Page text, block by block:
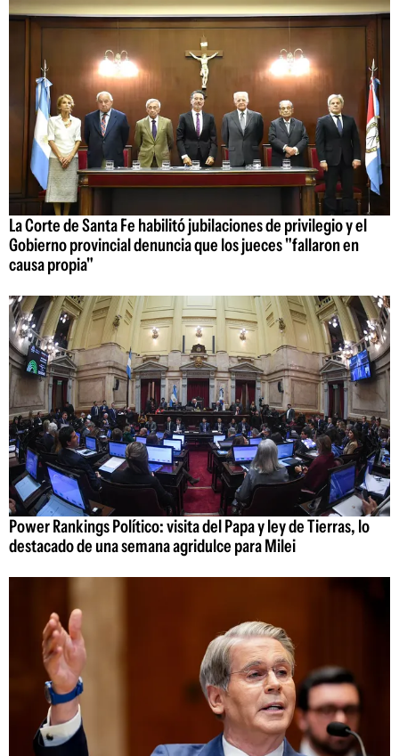
La Corte de Santa Fe habilitó jubilaciones de privilegio y el
Gobierno provincial denuncia que los jueces "fallaron en
causa propia"
Power Rankings Político: visita del Papa y ley de Tierras, lo
destacado de una semana agridulce para Milei